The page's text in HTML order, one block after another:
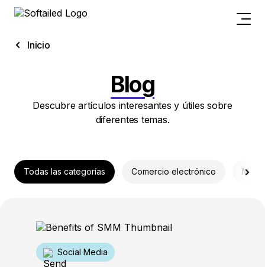
Inicio
Blog
Descubre artículos interesantes y útiles sobre
diferentes temas.
Todas las categorías Comercio electrónico
Social Media